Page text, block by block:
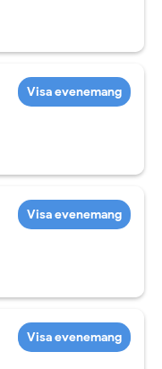
Visa evenemang
Visa evenemang
Visa evenemang